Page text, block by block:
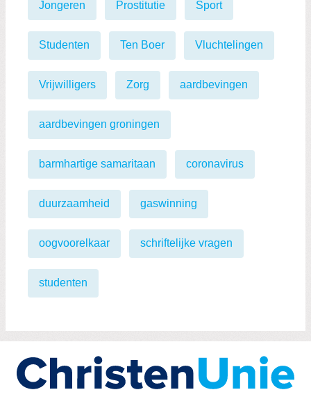
Jongeren Prostitutie Sport
Studenten Ten Boer Vluchtelingen
Vrijwilligers Zorg aardbevingen
aardbevingen groningen
barmhartige samaritaan coronavirus
duurzaamheid gaswinning
oogvoorelkaar schriftelijke vragen
studenten